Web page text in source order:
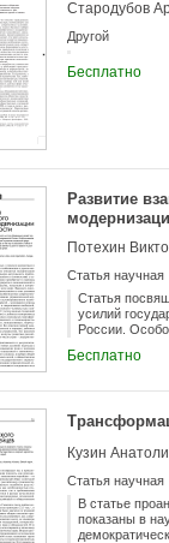
Стародубов
Другой
Бесплатно
Развитие
Потехин
Статья научная
Статья
усилий
России.
Бесплатно
Кузин
Статья научная
В статье
показаны в